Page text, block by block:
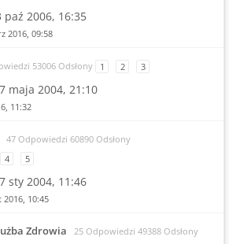
paź 2006, 16:35
2016, 09:58
53006 Odsłony 1 2 3
maja 2004, 21:10
11:32
47 Odpowiedzi 60890 Odsłony
4 5
sty 2004, 11:46
2016, 10:45
Zdrowia
25 Odpowiedzi 49388 Odsłony